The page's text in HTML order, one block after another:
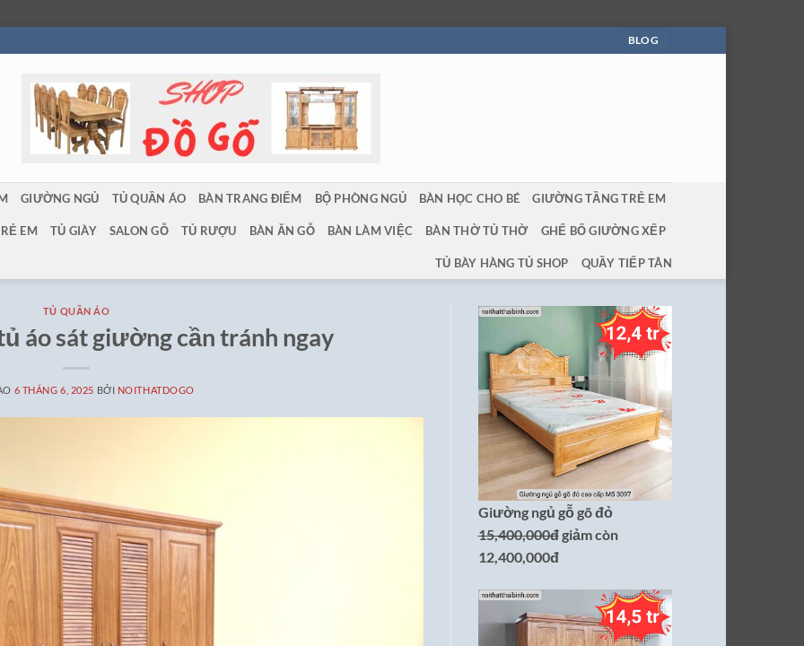
BLOG
GIƯỜNG NGỦ TỦ QUẦN ÁO BÀN TRANG ĐIỂM BỘ PHÒNG NGỦ BÀN HỌC CHO BÉ GIƯỜNG TẦNG TRẺ EM
EM TỦ GIÀY SALON GỖ TỦ RƯỢU BÀN ĂN GỖ BÀN LÀM VIỆC BÀN THỜ TỦ THỜ GHẾ BỐ GIƯỜNG XẾP
TỦ BÀY HÀNG TỦ SHOP QUẦY TIẾP TÂN
TỦ QUẦN ÁO
áo sát giường cần tránh ngay
6 THÁNG 6, 2025 BỞI NOITHATDOGO
Giường ngủ gỗ gõ đỏ
15,400,000đgiảm còn
12,400,000đ